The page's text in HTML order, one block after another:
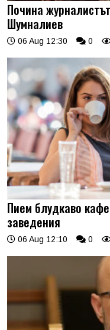
Почина
Шумналиев
06 Aug 12:30 0
Пием блудкаво
заведения
06 Aug 12:10 0